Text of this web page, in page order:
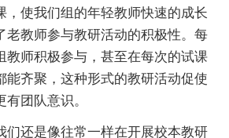
，使我们组的年轻教师快速的成长
老教师参与教研活动的积极性。每
教师积极参与，甚至在每次的试课
能齐聚，这种形式的教研活动促使
团队意识。
们还是像往常一样在开展校本教研